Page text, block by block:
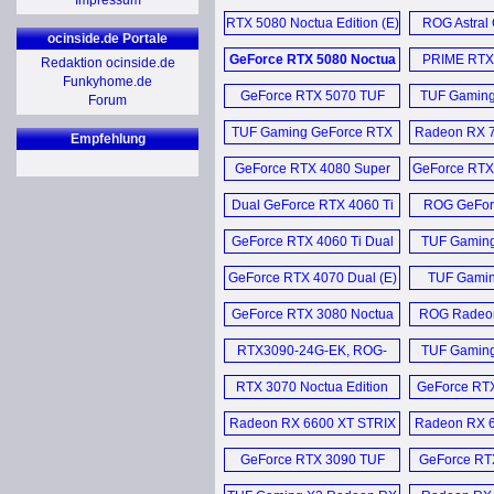
ocinside.de Portale
Redaktion ocinside.de
Funkyhome.de
Forum
Empfehlung
TA-U21 Aluminium Miditower
Gehäuse (D)
GeForce
RTX 5080
RTX 5080
ROG Astral
5090
Radeon RX
OC
Mehr
RoG RAIDR Express 240GB
PCIe SSD (D)
P5K3 and Corsair DDR3
1333MHz TWIN3X2048 (E)
ROG
Zenbook
Zenbook
PX13
ROG Harpe
ROG
Mehr
OC 16GB (E)
RTX 5080 Noctua Edition (E)
ROG Astral
5090
GeForce RTX 5080 Noctua
OC Edition (E)
PRIME
GeForce RTX 5070 TUF
OC (E)
TUF
TUF Gaming GeForce RTX
4080 Super OC (E)
Radeon RX
GeForce RTX 4080 Super
TUF OC (E)
GeForce
Strix OC
Dual GeForce RTX 4060 Ti
SSD OC Edition with M.2
Slot (E)
ROG
GeForce RTX 4060 Ti Dual
OC (E)
TUF
GeForce RTX 4070 Dual (E)
TUF
GeForce RTX 3080 Noctua
OC (E)
ROG
RTX3090-24G-EK, ROG-
Strix-RTX3090-24G-White,
ROG-Strix-RTX3090-24G-
Gaming (D)
TUF
OC
RTX 3070 Noctua Edition
Analysis (E)
GeForce
Radeon RX 6600 XT STRIX
OC (E)
Radeon RX
GeForce RTX 3090 TUF
Gaming OC (E)
GeForce